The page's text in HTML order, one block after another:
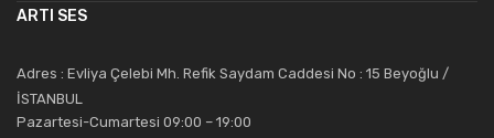
saygıdeğer yerini kazanmıştır.
Artı Ses, güler yüzü ve deneyimi ile bu gün ve gelecekte
güvenebileceğiniz bir tercihtir.
ARTI SES
Adres : Evliya Çelebi Mh. Refik Saydam Caddesi No : 15 Beyoğlu /
İSTANBUL
Pazartesi-Cumartesi 09:00 – 19:00